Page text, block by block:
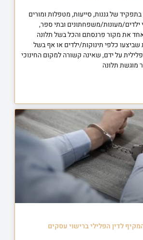
בתפקיד של גננות, סייעות, מטפלות ומורים
ילדים/מעונות/משפחתונים ובתי ספר,
את מקור פרנסתם והכל בשל תלונה
כלפי תינוקות/ילדים או אף בשל
על ידם, שאינה קשורה למקום החינוכי
מוגשת תלונה
לדין הפלילי ברישוי עסקים